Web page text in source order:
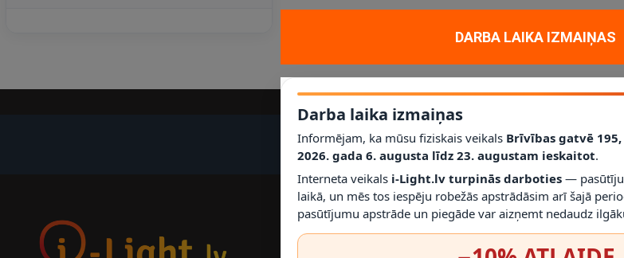
DARBA LAIKA IZMAIŅAS
Darba laika izmaiņas
Informējam, ka mūsu fiziskais veikals Brīvības gatvē 195,
2026. gada 6. augusta līdz 23. augustam ieskaitot.
Interneta veikals i-Light.lv turpinās darboties —
laikā, un mēs tos iespēju robežās apstrādāsim arī šajā
pasūtījumu apstrāde un piegāde var aizņemt nedaudz